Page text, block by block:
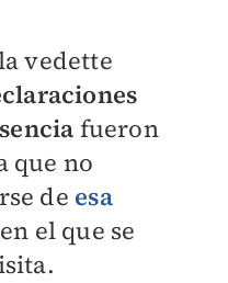
vedette
fueron
que no
de esa
el que se